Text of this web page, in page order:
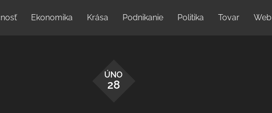
Ekonomika Krása Podnikanie Politika Tovar Web
ÚNO
28